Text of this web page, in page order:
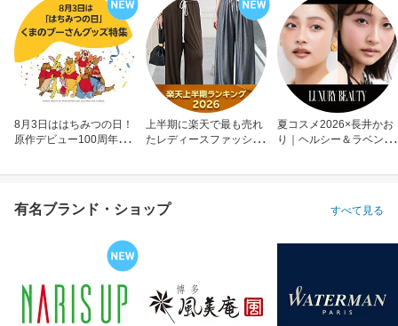
8月3日ははちみつの日！
原作デビュー100周年も
上半期に楽天で最も売れ
たレディースファッショ
夏コスメ2026×長井かお
り｜ヘルシー＆ラベンダ
有名ブランド・ショップ すべて見る